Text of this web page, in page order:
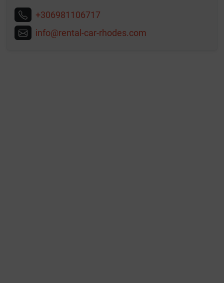
+306981106717
info@rental-car-rhodes.com